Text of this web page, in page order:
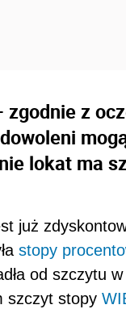
zgodnie z
lokat ma
już
stopy
od szczytu
szczyt stopy